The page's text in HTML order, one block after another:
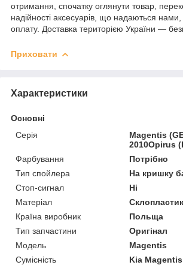
отримання, спочатку оглянути товар,
надійності аксесуарів, що надаються нами,
оплату. Доставка територією України —
Приховати
Характеристики
Основні
Серія
Magentis
2010Opirus
Фарбування
Потрібно
Тип спойлера
На кришку
Стоп-сигнал
Ні
Матеріал
Склопластик
Країна виробник
Польща
Тип запчастини
Оригінал
Модель
Magentis
Сумісність
Kia